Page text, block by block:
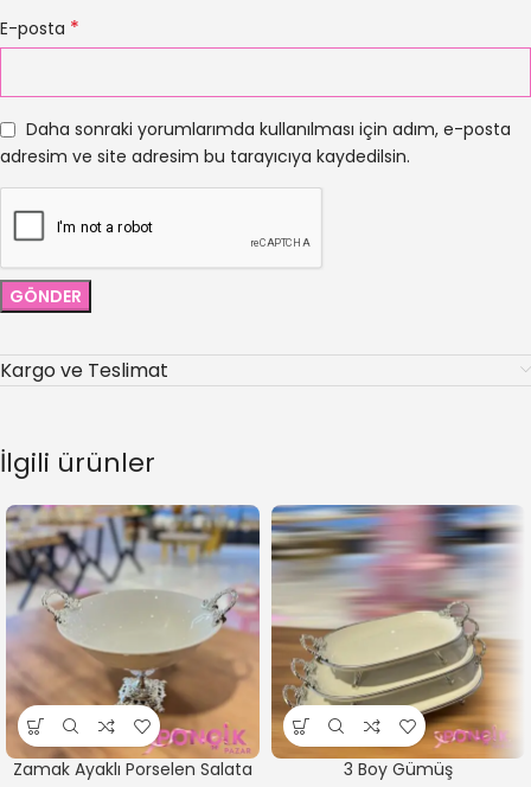
E-posta *
Daha sonraki yorumlarımda kullanılması için adım, e-posta
adresim ve site adresim bu tarayıcıya kaydedilsin.
Kargo ve Teslimat
İlgili ürünler
Zamak Ayaklı Porselen Salata
3 Boy Gümüş